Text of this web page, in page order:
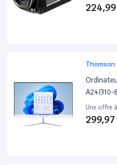
Thomson
A24I310-
Une offre